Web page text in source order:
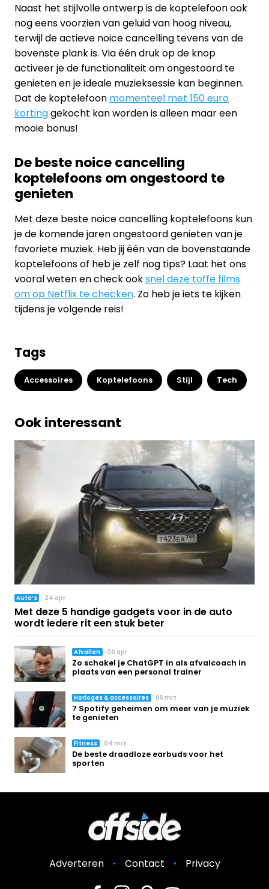
Naast het stijlvolle ontwerp is de koptelefoon ook
nog eens voorzien van geluid van hoog niveau,
terwijl de actieve noice cancelling tevens van de
bovenste plank is. Via één druk op de knop
activeer je de functionaliteit om ongestoord te
genieten en je ideale muzieksessie kan beginnen.
Dat de koptelefoon momenteel met 150 euro
kortinggekocht kan worden is alleen maar een
mooie bonus!
De beste noice cancelling
koptelefoons om ongestoord te
genieten
Met deze beste noice cancelling koptelefoons kun
je de komende jaren ongestoord genieten van je
favoriete muziek. Heb jij één van de bovenstaande
koptelefoons of heb je zelf nog tips? Laat het ons
vooral weten en check ooksnel deze toffe films
om op Netflix te checken. Zo heb je iets te kijken
tijdens je volgende reis!
Tags
Accessoires Koptelefoons Stijl Tech
Ook interessant
Auto’s 24 apr
Met deze 5 handige gadgets voor in de auto
wordt iedere rit een stuk beter
Afvallen 09 apr
Zo schakel je ChatGPT in als afvalcoach in
plaats van een personal trainer
Horloges & accessoires 05 mrt
7 Spotify geheimen om meer van je muziek
te genieten
Fitness 04 mrt
De beste draadloze earbuds voor het
sporten
Adverteren Contact Privacy